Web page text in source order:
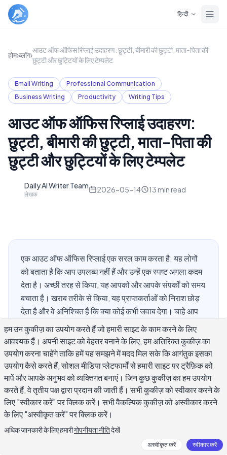
हिन्दी
होम›ब्लॉग›
आउट ऑफ ऑफिस रिप्लाई उदाहरण: छुट्टी, बीमारी की छुट्टी, माता-पिता की
छुट्टी और छुट्टियों के लिए टेम्पलेट
Email Writing
Professional Communication
Business Writing
Productivity Writing Tips
आउट ऑफ ऑफिस रिप्लाई उदाहरण:
छुट्टी, बीमारी की छुट्टी, माता-पिता की
छुट्टी और छुट्टियों के लिए टेम्पलेट
Daily AI Writer Team
लेखक
2026-05-14 13 min read
एक आउट ऑफ ऑफिस रिप्लाई एक सरल काम करता है: यह लोगों
को बताता है कि आप उपलब्ध नहीं हैं और उन्हें एक स्पष्ट अगला कदम
देता है। अच्छी तरह से किया, यह आपको और आपके संपर्कों को समय
बचाता है। खराब तरीके से किया, यह प्राप्तकर्ताओं को निराश छोड़
देता है और वे अनिश्चित हैं कि क्या कोई कभी जवाब देगा। चाहे आप
छुट्टी, बीमारी की छुट्टी, माता-पिता की छुट्टी या सार्वजनिक छुट्टी
के लिए दूर जा रहे हों, सही आउट ऑफ ऑफिस रिप्लाई उदाहरण हाथ
में रखने का मतलब है कि आप एक संदेश पर पाँच मिनट से भी कम समय
खर्च करते हैं जो अभी भी पेशेदार और मानवीय लगता है। यह गाइड हर
सामान्य स्थिति के लिए तैयार-से-उपयोग करने योग्य टेम्पलेट, विषय
पंक्ति प्रारूप, आंतरिक और क्लाइंट-सामना करने वाले उत्तरों के बीच
अंतर, और वे गलतियाँ कवर करता है जो अन्यथा अच्छे आउट ऑफ
ऑफिस संदेशों को कम करती हैं।
हम उन कुकीज़ का उपयोग करते हैं जो हमारी साइट के काम करने के लिए
आवश्यक हैं। अपनी साइट को बेहतर बनाने के लिए, हम अतिरिक्त कुकीज़ का
उपयोग करना चाहेंगे ताकि हमें यह समझने में मदद मिल सके कि आगंतुक इसका
उपयोग कैसे करते हैं, सोशल मीडिया प्लेटफार्मों से हमारी साइट पर ट्रैफ़िक को
मापें और आपके अनुभव को व्यक्तिगत बनाएं। जिन कुछ कुकीज़ का हम उपयोग
करते हैं, वे तृतीय पक्ष द्वारा प्रदान की जाती हैं। सभी कुकीज़ को स्वीकार करने के
लिए "स्वीकार करें" पर क्लिक करें। सभी वैकल्पिक कुकीज़ को अस्वीकार करने
के लिए "अस्वीकृत करें" पर क्लिक करें।
अधिक जानकारी के लिए हमारीगोपनीयता नीतिदेखें
अस्वीकृत करें स्वीकार करें